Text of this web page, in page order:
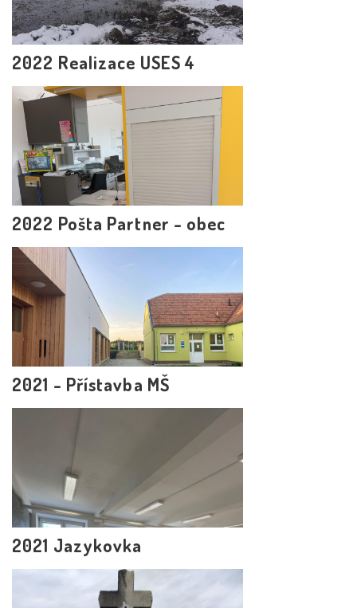
2022 Realizace USES 4
2022 Pošta Partner - obec
2021 - Přístavba MŠ
2021 Jazykovka